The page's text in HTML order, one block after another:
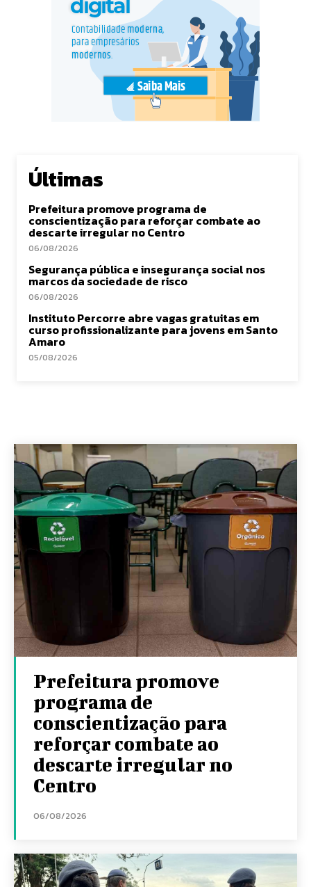
Últimas
Prefeitura promove programa de
conscientização para reforçar combate ao
descarte irregular no Centro
06/08/2026
Segurança pública e insegurança social nos
marcos da sociedade de risco
06/08/2026
Instituto Percorre abre vagas gratuitas em
curso profissionalizante para jovens em Santo
Amaro
05/08/2026
Prefeitura promove
programa de
conscientização para
reforçar combate ao
descarte irregular no
Centro
06/08/2026